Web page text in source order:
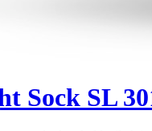
SL